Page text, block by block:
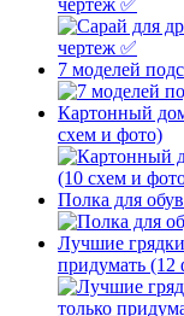
чертеж ✅
7 моделей
Картонный
схем и фото)
Полка для
Лучшие
придумать (12